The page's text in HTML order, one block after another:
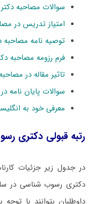
سوالات مصاحبه
امتیاز تدریس در
توصیه نامه مصاحبه
فرم رزومه مصاحبه
تاثیر مقاله در
سوالات پایان نامه
معرفی خود به
رتبه قبولی دکتری
در جدول زیر جزئیات
دکتری رسوب شناسی در
داوطلبان بتوانند با